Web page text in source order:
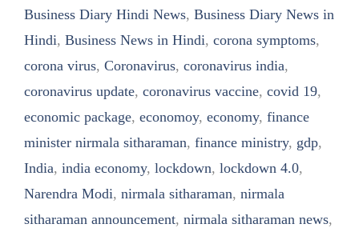
Business Diary Hindi News, Business Diary News in
Hindi, Business News in Hindi, corona symptoms,
corona virus, Coronavirus, coronavirus india,
coronavirus update, coronavirus vaccine, covid 19,
economic package, economoy, economy, finance
minister nirmala sitharaman, finance ministry, gdp,
India, india economy, lockdown, lockdown 4.0,
Narendra Modi, nirmala sitharaman, nirmala
sitharaman announcement, nirmala sitharaman news,